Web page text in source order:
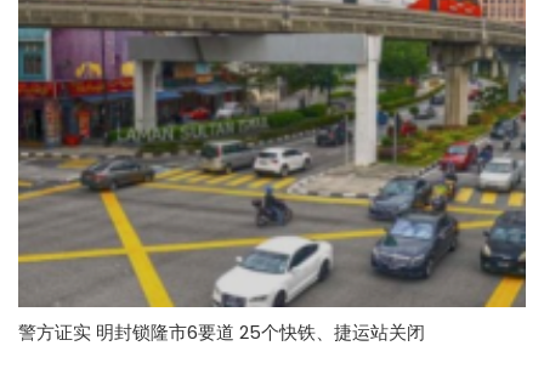
警方证实 明封锁隆市6要道 25个快铁、捷运站关闭